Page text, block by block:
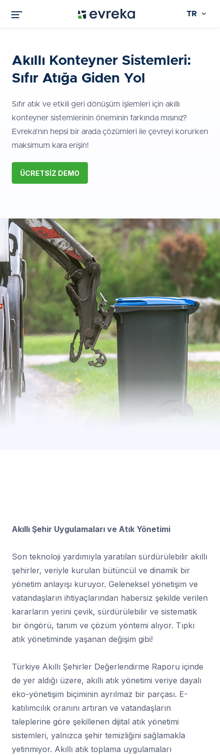
TR
Akıllı Konteyner Sistemleri:
Sıfır Atığa Giden Yol
Sıfır atık ve etkili geri dönüşüm işlemleri için akıllı
konteyner sistemlerinin öneminin farkında mısınız?
Evreka’nın hepsi bir arada çözümleri ile çevreyi korurken
maksimum kara erişin!
ÜCRETSIZ DEMO
Akıllı Şehir Uygulamaları ve Atık Yönetimi
Son teknoloji yardımıyla yaratılan sürdürülebilir akıllı
şehirler, veriyle kurulan bütüncül ve dinamik bir
yönetim anlayışı kuruyor. Geleneksel yönetişim ve
vatandaşların ihtiyaçlarından habersiz şekilde verilen
kararların yerini çevik, sürdürülebilir ve sistematik
bir öngörü, tanım ve çözüm yöntemi alıyor. Tıpkı
atık yönetiminde yaşanan değişim gibi!
Türkiye Akıllı Şehirler Değerlendirme Raporu içinde
de yer aldığı üzere, akıllı atık yönetimi veriye dayalı
eko-yönetişim biçiminin ayrılmaz bir parçası. E-
katılımcılık oranını artıran ve vatandaşların
taleplerine göre şekillenen dijital atık yönetimi
sistemleri, yalnızca şehir temizliğini sağlamakla
yetinmiyor. Akıllı atık toplama uygulamaları